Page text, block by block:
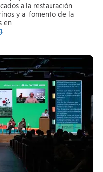
a la restauración
y al fomento de la
en
.